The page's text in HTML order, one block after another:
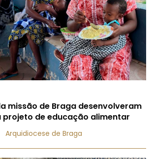
missão de Braga desenvolveram
projeto de educação alimentar
Arquidiocese de Braga